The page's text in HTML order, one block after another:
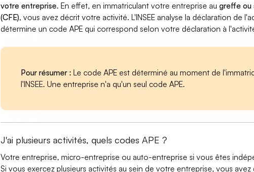
votre entreprise. En effet, en immatriculant votre entreprise augreffe ou
(CFE), vous avez décrit votre activité. L'INSEE analyse la déclaration de
détermine un code APE qui correspond selon votre déclaration à
Pour résumer : Le code APE est déterminé au moment de
l'INSEE. Une entreprise n'a qu'un seul code APE.
J'ai plusieurs activités, quels codes APE ?
Votre entreprise, micro-entreprise ou auto-entreprise si vous êtes
Si vous exercez plusieurs activités au sein de votre entreprise, vous